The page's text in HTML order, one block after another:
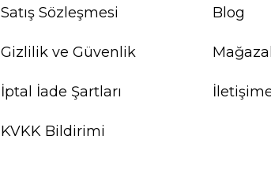
Satış Sözleşmesi
Gizlilik ve Güvenlik
İptal İade Şartları
KVKK Bildirimi
Blog